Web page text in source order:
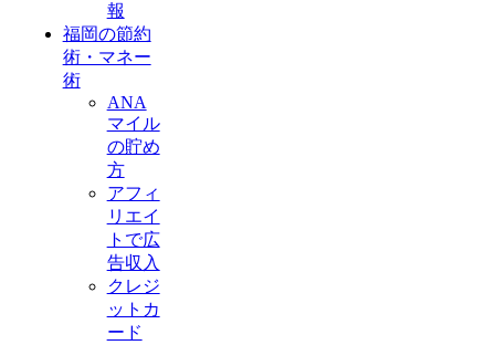
報
福岡の節約
術・マネー
術
ANA
マイル
の貯め
方
アフィ
リエイ
トで広
告収入
クレジ
ットカ
ード